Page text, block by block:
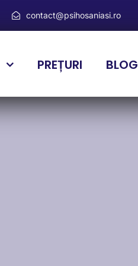
contact@psihosaniasi.ro
PREȚURI BLOG